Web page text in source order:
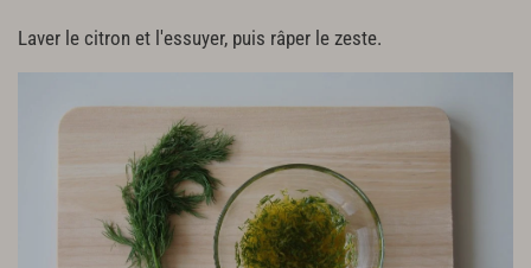
Laver le citron et l'essuyer, puis râper le zeste.